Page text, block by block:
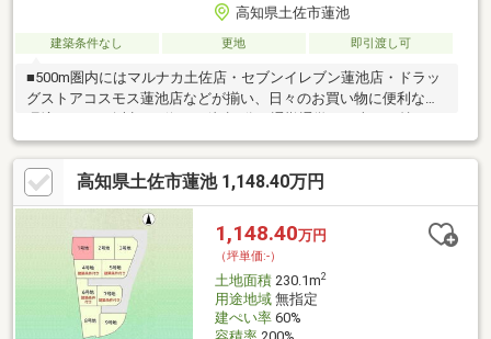
高知県土佐市蓮池
建築条件なし 更地 即引渡し可
■500m圏内にはマルナカ土佐店・セブンイレブン蓮池店・ドラッ
グストアコスモス蓮池店などが揃い、日々のお買い物に便利な住
ない方も多方面への移動もスムーズです。■建築条件なし！お好
きな工務店さんでお家を建てることができます!
高知県土佐市蓮池 1,148.40万円
1,148.40万円
（坪単価:-）
土地面積230.1m2
用途地域無指定
建ぺい率60%